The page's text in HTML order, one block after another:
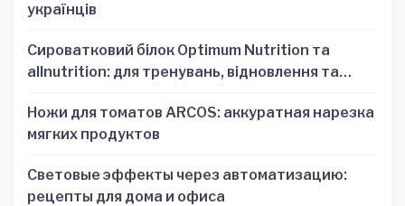
українців
Сироватковий білок Optimum Nutrition та
allnutrition: для тренувань, відновлення та
Ножи для томатов ARCOS: аккуратная нарезка
мягких продуктов
Световые эффекты через автоматизацию:
рецепты для дома и офиса